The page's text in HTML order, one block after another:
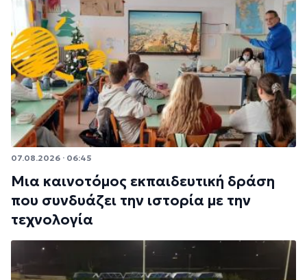
07.08.2026 · 06:45
Μια καινοτόμος εκπαιδευτική δράση
που συνδυάζει την ιστορία με την
τεχνολογία